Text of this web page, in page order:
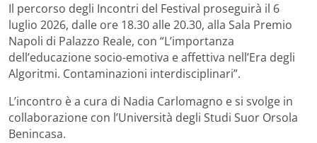
Il percorso degli Incontri del Festival proseguirà il 6
luglio 2026, dalle ore 18.30 alle 20.30, alla Sala Premio
Napoli di Palazzo Reale, con “L’importanza
dell’educazione socio-emotiva e affettiva nell’Era degli
Algoritmi. Contaminazioni interdisciplinari”.
L’incontro è a cura di Nadia Carlomagno e si svolge in
collaborazione con l’Università degli Studi Suor Orsola
Benincasa.